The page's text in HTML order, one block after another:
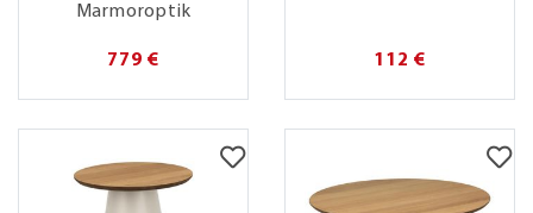
Marmoroptik
779 € 112 €